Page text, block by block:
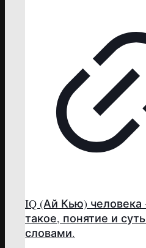
IQ (Ай Кью) человека
такое, понятие и
словами.